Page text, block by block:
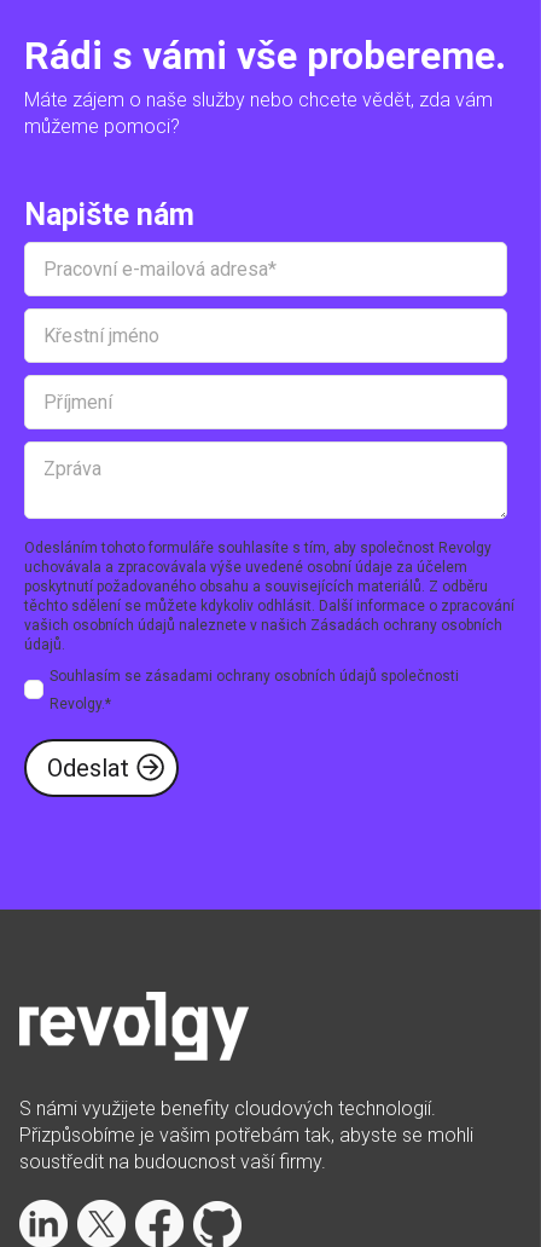
Rádi s vámi vše probereme.
Máte zájem o naše služby nebo chcete vědět, zda vám
můžeme pomoci?
Napište nám
Odesláním tohoto formuláře souhlasíte s tím, aby společnost Revolgy
uchovávala a zpracovávala výše uvedené osobní údaje za účelem
poskytnutí požadovaného obsahu a souvisejících materiálů. Z odběru
těchto sdělení se můžete kdykoliv odhlásit. Další informace o zpracování
vašich osobních údajů naleznete v našich Zásadách ochrany osobních
údajů
Souhlasím se zásadami ochrany osobních údajů společnosti
Revolgy.*
S námi využijete benefity cloudových technologií.
Přizpůsobíme je vašim potřebám tak, abyste se mohli
soustředit na budoucnost vaší firmy.